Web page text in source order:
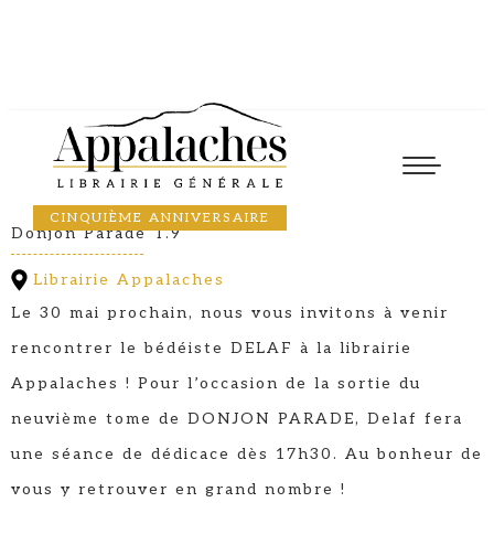
CINQUIÈME ANNIVERSAIRE
Lancement et dédicace
May 2025 17:30
DELAF
Donjon Parade T.9
Librairie Appalaches
Le 30 mai prochain, nous vous invitons à venir
rencontrer le bédéiste DELAF à la librairie
Appalaches ! Pour l’occasion de la sortie du
neuvième tome de DONJON PARADE, Delaf fera
une séance de dédicace dès 17h30. Au bonheur de
vous y retrouver en grand nombre !